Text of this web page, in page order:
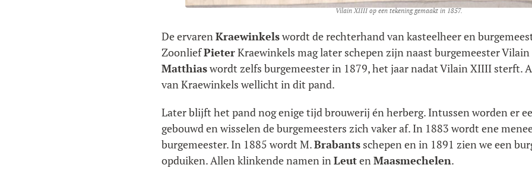
Vilain XIIII op een tekening gemaakt in 1857.
De ervarenKraewinkelswordt de rechterhand van kasteelheer en
ZoonliefPieterKraewinkels mag later schepen zijn naast burgemeester
Matthiaswordt zelfs burgemeester in 1879, het jaar nadat Vilain XIIII sterft.
van Kraewinkels wellicht in dit pand.
Later blijft het pand nog enige tijd brouwerij én herberg. Intussen worden er
gebouwd en wisselen de burgemeesters zich vaker af. In 1883 wordt ene
burgemeester. In 1885 wordt M.Brabants schepen en in 1891 zien we een
opduiken. Allen klinkende namen inLeutenMaasmechelen.